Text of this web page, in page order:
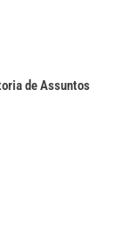
de Assuntos